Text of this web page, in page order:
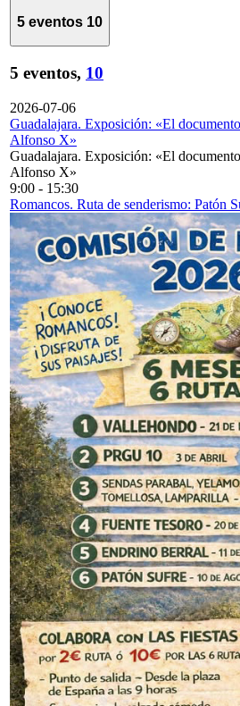
5 eventos 10
5 eventos, 10
2026-07-06
Guadalajara. Exposición: «El
Alfonso X»
Guadalajara. Exposición: «El
Alfonso X»
9:00 - 15:30
Romancos. Ruta de senderismo: Patón